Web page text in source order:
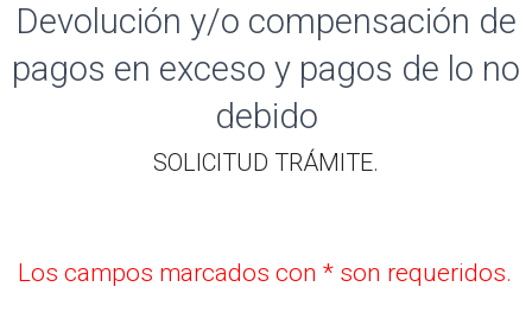
Devolución y/o compensación de
pagos en exceso y pagos de lo no
debido
​SOLICITUD TRÁMITE.
Los campos marcados con * son requeridos.